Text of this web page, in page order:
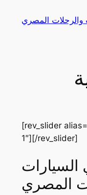
والرحلات المصري
[rev_slider
1″][/rev_slider]
السيارات
المصري